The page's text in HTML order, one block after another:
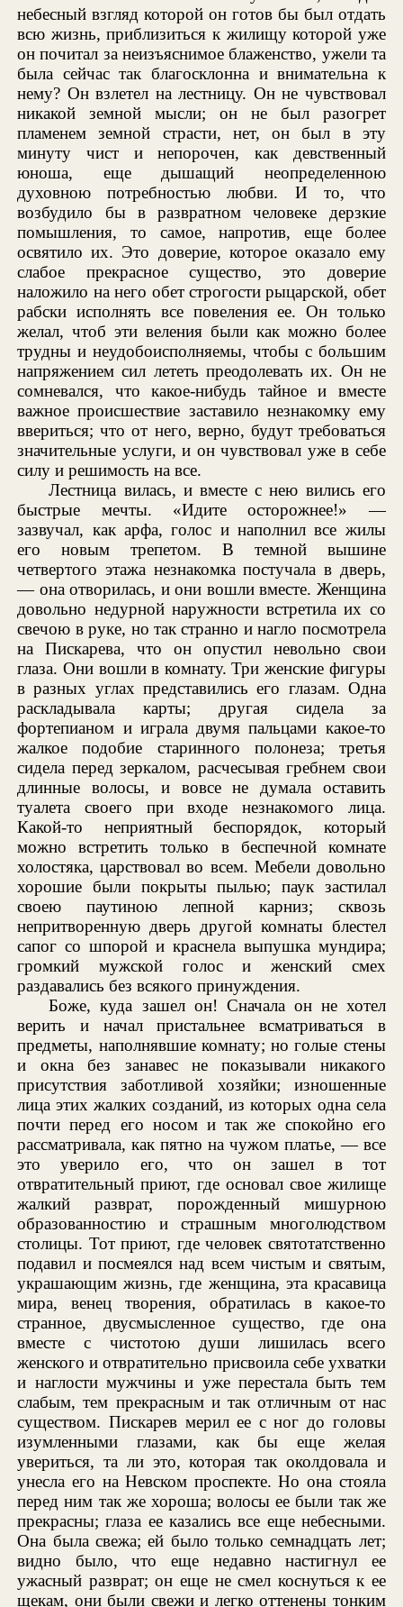
небесный взгляд которой он готов бы был отдать
всю жизнь, приблизиться к жилищу которой уже
он почитал за неизъяснимое блаженство, ужели та
была сейчас так благосклонна и внимательна к
нему? Он взлетел на лестницу. Он не чувствовал
никакой земной мысли; он не был разогрет
пламенем земной страсти, нет, он был в эту
минуту чист и непорочен, как девственный
юноша, еще дышащий неопределенною
духовною потребностью любви. И то, что
возбудило бы в развратном человеке дерзкие
помышления, то самое, напротив, еще более
освятило их. Это доверие, которое оказало ему
слабое прекрасное существо, это доверие
наложило на него обет строгости рыцарской, обет
рабски исполнять все повеления ее. Он только
желал, чтоб эти веления были как можно более
трудны и неудобоисполняемы, чтобы с большим
напряжением сил лететь преодолевать их. Он не
сомневался, что какое-нибудь тайное и вместе
важное происшествие заставило незнакомку ему
ввериться; что от него, верно, будут требоваться
значительные услуги, и он чувствовал уже в себе
силу и решимость на все.
Лестница вилась, и вместе с нею вились его
быстрые мечты. «Идите осторожнее!» —
зазвучал, как арфа, голос и наполнил все жилы
его новым трепетом. В темной вышине
четвертого этажа незнакомка постучала в дверь,
— она отворилась, и они вошли вместе. Женщина
довольно недурной наружности встретила их со
свечою в руке, но так странно и нагло посмотрела
на Пискарева, что он опустил невольно свои
глаза. Они вошли в комнату. Три женские фигуры
в разных углах представились его глазам. Одна
раскладывала карты; другая сидела за
фортепианом и играла двумя пальцами какое-то
жалкое подобие старинного полонеза; третья
сидела перед зеркалом, расчесывая гребнем свои
длинные волосы, и вовсе не думала оставить
туалета своего при входе незнакомого лица.
Какой-то неприятный беспорядок, который
можно встретить только в беспечной комнате
холостяка, царствовал во всем. Мебели довольно
хорошие были покрыты пылью; паук застилал
своею паутиною лепной карниз; сквозь
непритворенную дверь другой комнаты блестел
сапог со шпорой и краснела выпушка мундира;
громкий мужской голос и женский смех
раздавались без всякого принуждения.
Боже, куда зашел он! Сначала он не хотел
верить и начал пристальнее всматриваться в
предметы, наполнявшие комнату; но голые стены
и окна без занавес не показывали никакого
присутствия заботливой хозяйки; изношенные
лица этих жалких созданий, из которых одна села
почти перед его носом и так же спокойно его
рассматривала, как пятно на чужом платье, — все
это уверило его, что он зашел в тот
отвратительный приют, где основал свое жилище
жалкий разврат, порожденный мишурною
образованностию и страшным многолюдством
столицы. Тот приют, где человек святотатственно
подавил и посмеялся над всем чистым и святым,
украшающим жизнь, где женщина, эта красавица
мира, венец творения, обратилась в какое-то
странное, двусмысленное существо, где она
вместе с чистотою души лишилась всего
женского и отвратительно присвоила себе ухватки
и наглости мужчины и уже перестала быть тем
слабым, тем прекрасным и так отличным от нас
существом. Пискарев мерил ее с ног до головы
изумленными глазами, как бы еще желая
увериться, та ли это, которая так околдовала и
унесла его на Невском проспекте. Но она стояла
перед ним так же хороша; волосы ее были так же
прекрасны; глаза ее казались все еще небесными.
Она была свежа; ей было только семнадцать лет;
видно было, что еще недавно настигнул ее
ужасный разврат; он еще не смел коснуться к ее
щекам, они были свежи и легко оттенены тонким